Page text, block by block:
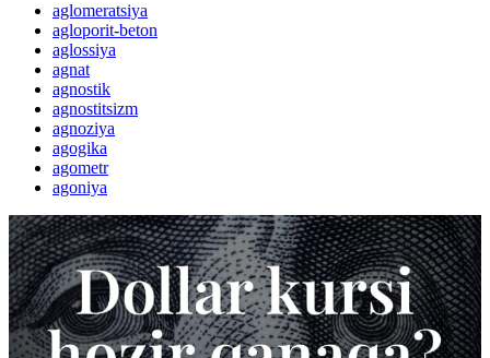
aglomeratsiya
agloporit-beton
aglossiya
agnat
agnostik
agnostitsizm
agnoziya
agogika
agometr
agoniya